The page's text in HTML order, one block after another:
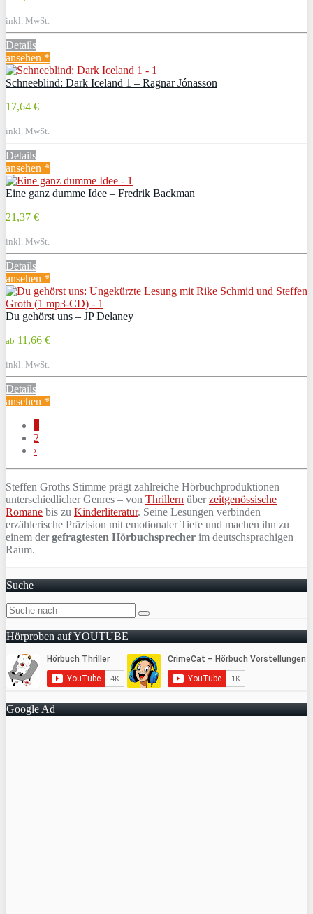
inkl. MwSt.
Details
ansehen *
Schneeblind: Dark Iceland 1 – Ragnar Jónasson
17,64 €
inkl. MwSt.
Details
ansehen *
Eine ganz dumme Idee – Fredrik Backman
21,37 €
inkl. MwSt.
Details
ansehen *
Du gehörst uns – JP Delaney
ab 11,66 €
inkl. MwSt.
Details
ansehen *
2
›
Steffen Groths Stimme prägt zahlreiche Hörbuchproduktionen
unterschiedlicher Genres – von Thrillern überzeitgenössische
Romane bis zu Kinderliteratur. Seine Lesungen verbinden
erzählerische Präzision mit emotionaler Tiefe und machen ihn zu
einem dergefragtesten Hörbuchsprecher im deutschsprachigen
Raum.
Suche
Hörproben auf YOUTUBE
Google Ad